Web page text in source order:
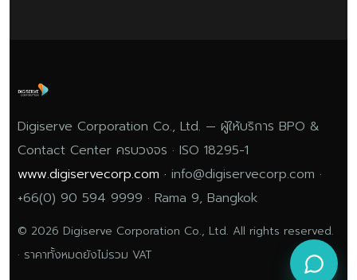
Digiserve Corporation Co., Ltd. — ผู้ให้บริการ BPO &
Contact Center ครบวงจร · ISO 18295-1
www.digiservecorp.com · info@digiservecorp.com ·
+66(0) 90 594 9999 · Rama 9, Bangkok
© 2026 Digiserve Corporation Co., Ltd. All rights reserved.
· ราคาทั้งหมดยังไม่รวม VAT